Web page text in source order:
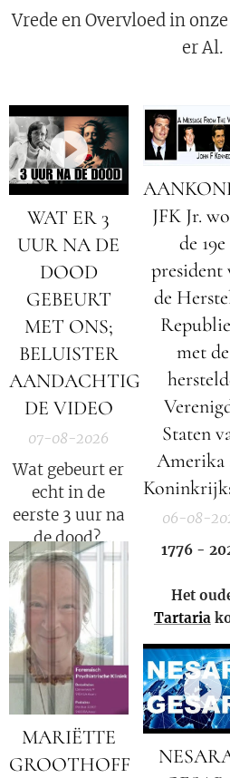
Vrede en Overvloed in
er Al.
WAT ER 3
UUR NA DE
DOOD
GEBEURT
MET ONS;
BELUISTER
AANDACHTIG
DE VIDEO
07-08-2026
Wat gebeurt er
echt in de
eerste 3 uur na
de dood?
Elisabeth
Kübler-Ross
legt uit.
JFK Jr.
de 19e
president
de
met de
Staten
Amerika
06-08-
1776 -
Het
Tartaria
weer tot
MARIËTTE
GROOTHOFF